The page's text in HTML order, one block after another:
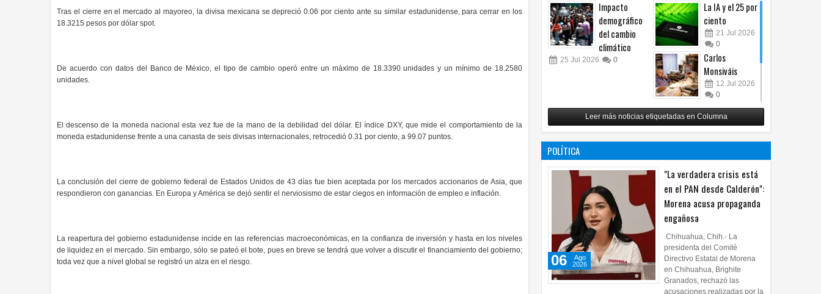
Tras el cierre en el mercado al mayoreo, la divisa mexicana se depreció 0.06 por ciento ante su similar estadunidense, para cerrar en los
18.3215 pesos por dólar spot.
De acuerdo con datos del Banco de México, el tipo de cambio operó entre un máximo de 18.3390 unidades y un mínimo de 18.2580
unidades.
El descenso de la moneda nacional esta vez fue de la mano de la debilidad del dólar. El índice DXY, que mide el comportamiento de la
moneda estadunidense frente a una canasta de seis divisas internacionales, retrocedió 0.31 por ciento, a 99.07 puntos.
La conclusión del cierre de gobierno federal de Estados Unidos de 43 días fue bien aceptada por los mercados accionarios de Asia, que
respondieron con ganancias. En Europa y América se dejó sentir el nerviosismo de estar ciegos en información de empleo e inflación.
La reapertura del gobierno estadunidense incide en las referencias macroeconómicas, en la confianza de inversión y hasta en los niveles
de liquidez en el mercado. Sin embargo, sólo se pateó el bote, pues en breve se tendrá que volver a discutir el financiamiento del gobierno;
toda vez que a nivel global se registró un alza en el riesgo.
Impacto
demográfico
del cambio
climático
25 Jul 2026 0
La IA y el 25 por
ciento
21 Jul 2026
0
Carlos
Monsiváis
12 Jul 2026
0
Revuelo en la
inteligencia
artificial
0
Leer más noticias etiquetadas en Columna
POLÍTICA
"La verdadera crisis está
en el PAN desde Calderón":
Morena acusa propaganda
engañosa
06
Ago
2026
Chihuahua, Chih.- La
presidenta del Comité
Directivo Estatal de Morena
en Chihuahua, Brighite
Granados, rechazó las
acusaciones realizadas por la